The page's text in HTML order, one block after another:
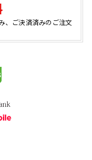
ご決済済みのご注文